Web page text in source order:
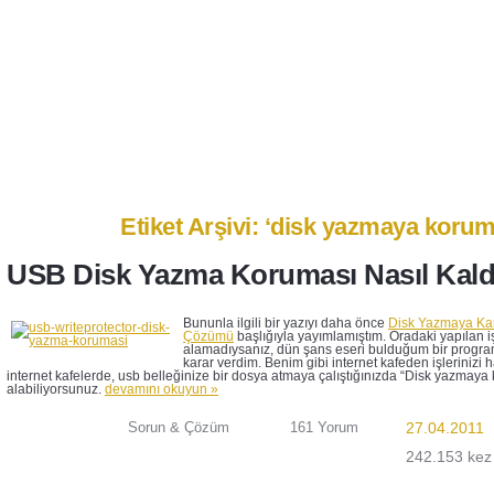
Etiket Arşivi: ‘disk yazmaya
USB Disk Yazma Koruması Nasıl
Bununla ilgili bir yazıyı daha önce Disk Yazmaya
Çözümü başlığıyla yayımlamıştım. Oradaki
alamadıysanız, dün şans eseri bulduğum bir
karar verdim. Benim gibi internet kafeden işlerinizi
internet kafelerde, usb belleğinize bir dosya atmaya çalıştığınızda “Disk yazmaya
alabiliyorsunuz. devamını okuyun »
Sorun & Çözüm 161 Yorum
27.04.2011
242.153